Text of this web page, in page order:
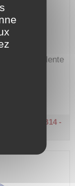
équivalente
Arbre Ø 14 - B14 -